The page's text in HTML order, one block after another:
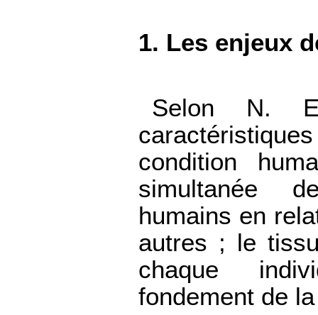
1. Les enjeux
Selon N.
condition
simultanée
humains en
autres ; le
chaque
fondement de